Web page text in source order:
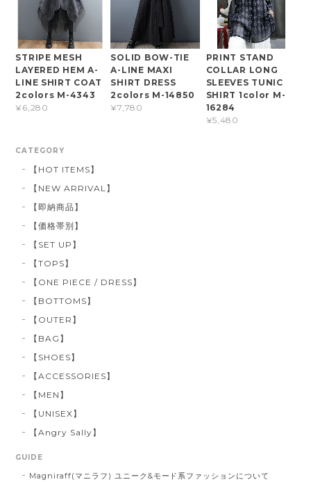
STRIPE MESH
LAYERED HEM A-
LINE SHIRT COAT
2colors M-4343
¥6,280
SOLID BOW-TIE
A-LINE MAXI
SHIRT DRESS
2colors M-14850
¥7,780
PRINT STAND
COLLAR LONG
SLEEVES TUNIC
SHIRT 1color M-
16284
¥5,480
CATEGORY
【HOT ITEMS】
【NEW ARRIVAL】
【即納商品】
【価格帯別】
【SET UP】
【TOPS】
【ONE PIECE / DRESS】
【BOTTOMS】
【OUTER】
【BAG】
【SHOES】
【ACCESSORIES】
【MEN】
【UNISEX】
【Angry Sally】
GUIDE
Magniraff(マニラフ) ユニーク&モード系ファッションについて